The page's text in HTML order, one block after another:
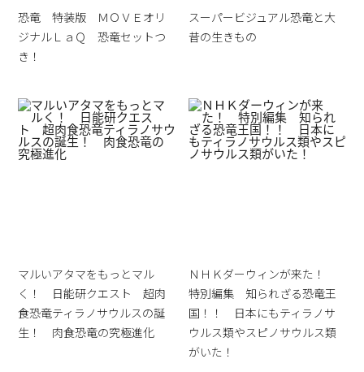
恐竜 特装版 ＭＯＶＥオリ
ジナルＬａＱ 恐竜セットつ
き！
スーパービジュアル恐竜と大
昔の生きもの
マルいアタマをもっとマル
く！ 日能研クエスト 超肉
食恐竜ティラノサウルスの誕
生！ 肉食恐竜の究極進化
ＮＨＫダーウィンが来た！
特別編集 知られざる恐竜王
国！！ 日本にもティラノサ
ウルス類やスピノサウルス類
がいた！